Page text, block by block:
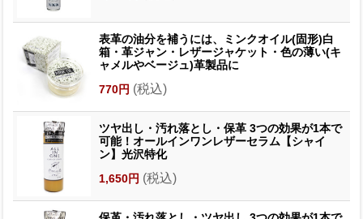
表革の油分を補うには、ミンクオイル(固形)白
箱・革ジャン・レザージャケット・色の薄い(キ
ャメルやベージュ)革製品に
770円 (税込)
ツヤ出し・汚れ落とし・保革 3つの効果が1本で
可能！オールインワンレザーセラム【シャイ
ン】光沢特化
1,650円 (税込)